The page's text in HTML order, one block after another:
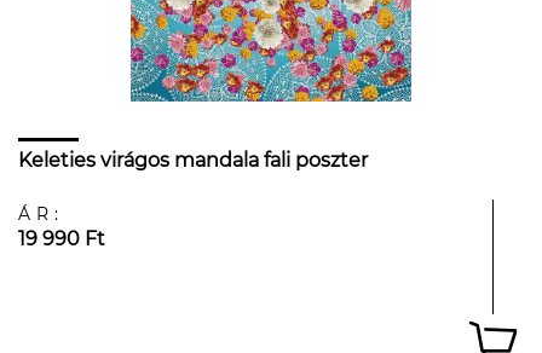
Keleties virágos mandala fali poszter
ÁR:
19 990 Ft